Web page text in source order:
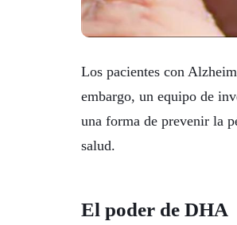
Los pacientes con
embargo, un equipo de
una forma de prevenir la
salud.
El poder de DHA